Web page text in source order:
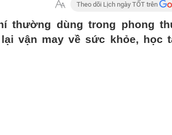
Theo dõi Lịch ngày TỐT trên
thường dùng trong phong
vận may về sức khỏe, học